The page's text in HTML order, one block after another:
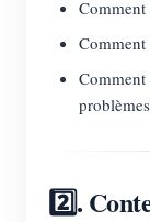
Comment
2️⃣.